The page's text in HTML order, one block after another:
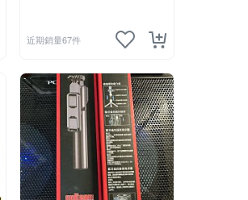
近期銷量67件